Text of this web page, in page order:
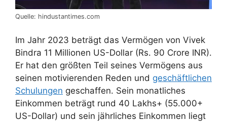
Quelle: hindustantimes.com
Im Jahr 2023 beträgt das Vermögen von Vivek
Bindra 11 Millionen US-Dollar (Rs. 90 Crore INR).
Er hat den größten Teil seines Vermögens aus
seinen motivierenden Reden und geschäftlichen
Schulungen geschaffen. Sein monatliches
Einkommen beträgt rund 40 Lakhs+ (55.000+
US-Dollar) und sein jährliches Einkommen liegt